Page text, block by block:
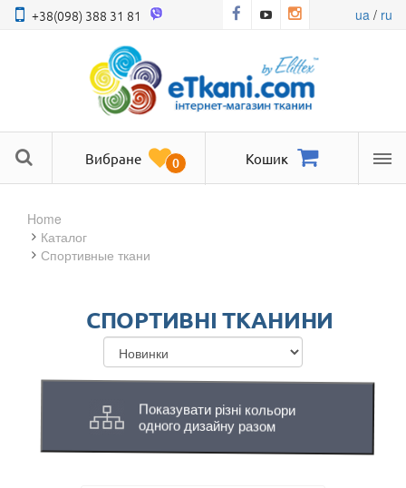
+38(098) 388 31 81 ua/ ru
Вибране 0 Кошик
Home
Каталог
Спортивные ткани
СПОРТИВНІ ТКАНИНИ
Показувати різні кольори
одного дизайну разом